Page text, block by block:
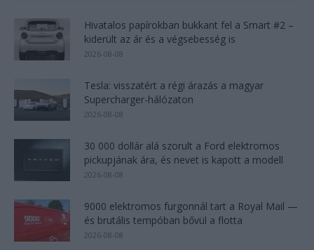
Hivatalos papírokban bukkant fel a Smart #2 –
kiderült az ár és a végsebesség is
2026-08-08
Tesla: visszatért a régi árazás a magyar
Supercharger-hálózaton
2026-08-08
30 000 dollár alá szorult a Ford elektromos
pickupjának ára, és nevet is kapott a modell
2026-08-08
9000 elektromos furgonnál tart a Royal Mail —
és brutális tempóban bővül a flotta
2026-08-08